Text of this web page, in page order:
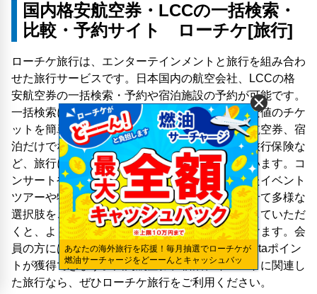
国内格安航空券・LCCの一括検索・
比較・予約サイト ローチケ[旅行]
ローチケ旅行は、エンターテインメントと旅行を組み合わ
せた旅行サービスです。日本国内の航空会社、LCCの格
安航空券の一括検索・予約や宿泊施設の予約が可能です。
一括検索により、ご希望やご予定に合わせて最安値のチケ
ットを簡単に見つけることができます。また、航空券、宿
泊だけでなく、レンタカー、アクティビティ、旅行保険な
ど、旅行に必要な様々なサービスも取り扱っています。コ
ンサートやスポーツイベント、舞台公演といったイベント
ツアーや特典付きプランも充実、ニーズに合わせて多様な
選択肢をご用意しています。また、会員登録をしていただ
くと、より「お得」で「便利」にご利用いただけます。会
員の方には各種クーポンや予約金額に応じたPontaポイン
トが獲得できます。国内航空券、宿泊、イベントに関連し
た旅行なら、ぜひローチケ旅行をご利用ください。
あなたの海外旅行を応援！毎月抽選でローチケが
燃油サーチャージをどーーんとキャッシュバッ
ク！